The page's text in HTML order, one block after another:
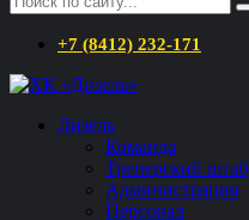
+7 (8412) 232-171
Дизель
Команда
Тренерский штаб
Администрация
Персонал